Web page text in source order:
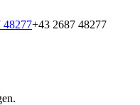
48277+43 2687 48277